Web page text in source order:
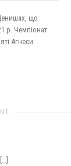
що
р. Чемпіонат
Агнеси